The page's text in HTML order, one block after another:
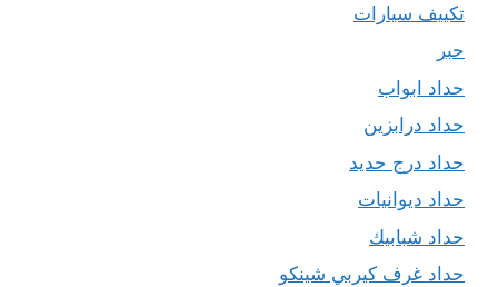
تكييف سيارات
حبر
حداد ابواب
حداد درابزين
حداد درج حديد
حداد ديوانيات
حداد شبابيك
حداد غرف كيربي شينكو